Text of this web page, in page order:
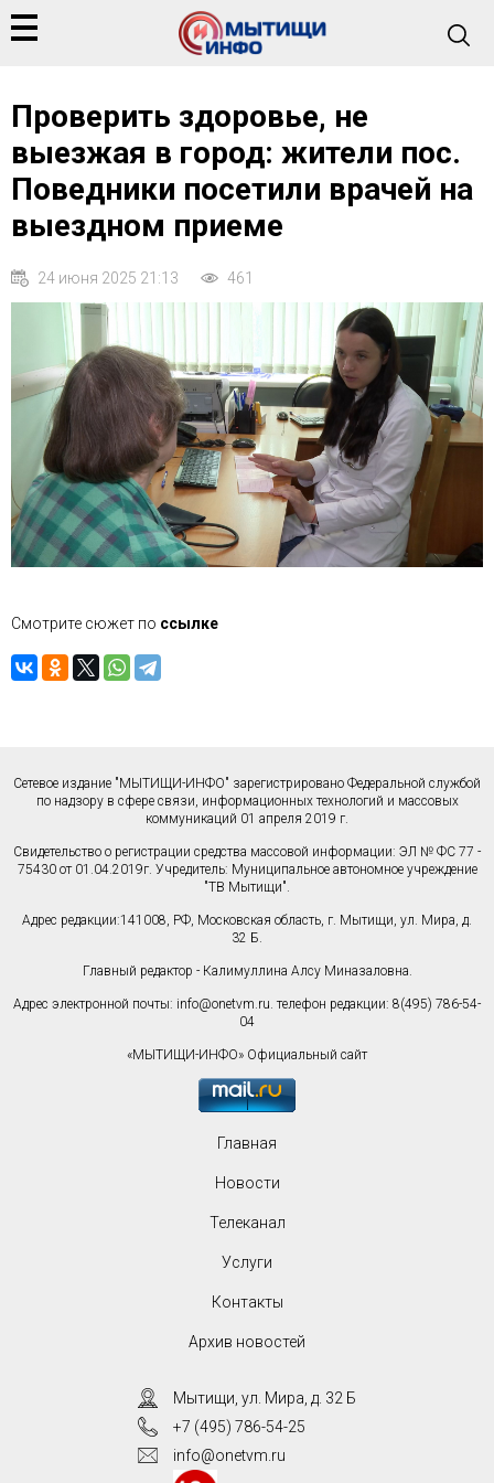
Проверить здоровье, не
выезжая в город: жители пос.
Поведники посетили врачей на
выездном приеме
24 июня 2025 21:13 461
Смотрите сюжет по ссылке
Сетевое издание "МЫТИЩИ-ИНФО" зарегистрировано Федеральной службой
по надзору в сфере связи, информационных технологий и массовых
коммуникаций 01 апреля 2019 г.
Свидетельство о регистрации средства массовой информации: ЭЛ № ФС 77 -
75430 от 01.04.2019г. Учредитель: Муниципальное автономное учреждение
"ТВ Мытищи".
Адрес редакции:141008, РФ, Московская область, г. Мытищи, ул. Мира, д.
32 Б.
Главный редактор - Калимуллина Алсу Миназаловна.
Адрес электронной почты: info@onetvm.ru. телефон редакции: 8(495) 786-54-
04
«МЫТИЩИ-ИНФО» Официальный сайт
Главная
Новости
Телеканал
Услуги
Контакты
Архив новостей
Мытищи, ул. Мира, д. 32 Б
+7 (495) 786-54-25
info@onetvm.ru